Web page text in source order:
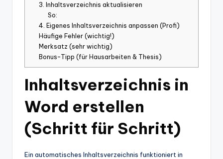
3. Inhaltsverzeichnis aktualisieren
So:
4. Eigenes Inhaltsverzeichnis anpassen (Profi)
Häufige Fehler (wichtig!)
Merksatz (sehr wichtig)
Bonus-Tipp (für Hausarbeiten & Thesis)
Inhaltsverzeichnis in
Word erstellen
(Schritt für Schritt)
Ein automatisches Inhaltsverzeichnis funktioniert in